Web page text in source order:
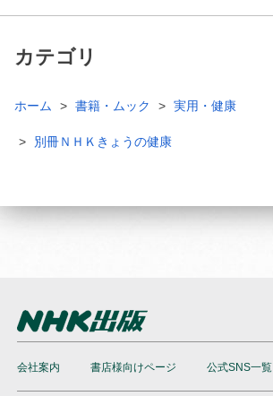
カテゴリ
ホーム 書籍・ムック 実用・健康
別冊ＮＨＫきょうの健康
会社案内 書店様向けページ 公式SNS一覧